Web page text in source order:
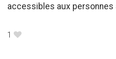
accessibles aux personnes
1 B